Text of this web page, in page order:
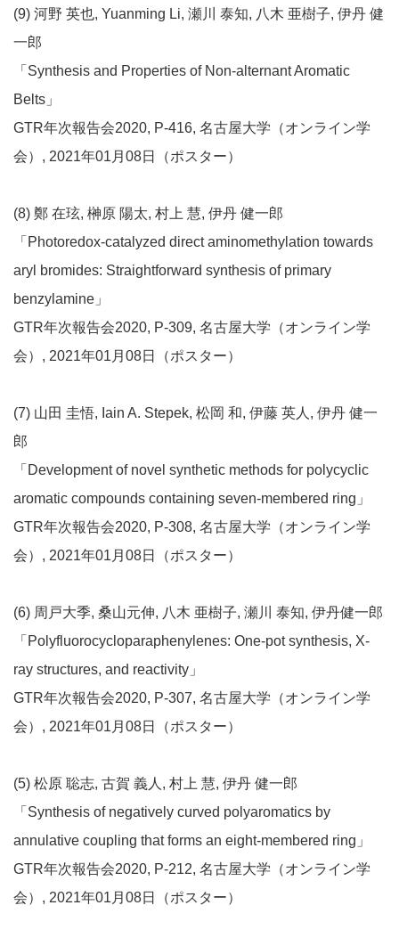
(9) 河野 英也, Yuanming Li, 瀬川 泰知, 八木 亜樹子, 伊丹 健
一郎
「Synthesis and Properties of Non-alternant Aromatic
Belts」
GTR年次報告会2020, P-416, 名古屋大学（オンライン学
会）, 2021年01月08日（ポスター）
(8) 鄭 在玹, 榊原 陽太, 村上 慧, 伊丹 健一郎
「Photoredox-catalyzed direct aminomethylation towards
aryl bromides: Straightforward synthesis of primary
benzylamine」
GTR年次報告会2020, P-309, 名古屋大学（オンライン学
会）, 2021年01月08日（ポスター）
(7) 山田 圭悟, Iain A. Stepek, 松岡 和, 伊藤 英人, 伊丹 健一
郎
「Development of novel synthetic methods for polycyclic
aromatic compounds containing seven-membered ring」
GTR年次報告会2020, P-308, 名古屋大学（オンライン学
会）, 2021年01月08日（ポスター）
(6) 周戸大季, 桑山元伸, 八木 亜樹子, 瀬川 泰知, 伊丹健一郎
「Polyfluorocycloparaphenylenes: One-pot synthesis, X-
ray structures, and reactivity」
GTR年次報告会2020, P-307, 名古屋大学（オンライン学
会）, 2021年01月08日（ポスター）
(5) 松原 聡志, 古賀 義人, 村上 慧, 伊丹 健一郎
「Synthesis of negatively curved polyaromatics by
annulative coupling that forms an eight-membered ring」
GTR年次報告会2020, P-212, 名古屋大学（オンライン学
会）, 2021年01月08日（ポスター）